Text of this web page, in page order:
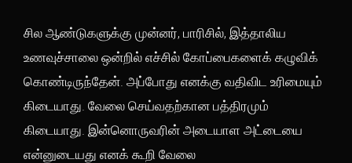
சில ஆண்டுகளுக்கு முன்னர், பாரிசில், இத்தாலிய
உணவுச்சாலை ஒன்றில் எச்சில் கோப்பைகளைக் கழுவிக்
கொண்டிருந்தேன். அப்போது எனக்கு வதிவிட உரிமையும்
கிடையாது. வேலை செய்வதற்கான பத்திரமும்
கிடையாது. இன்னொருவரின் அடையாள அட்டையை
என்னுடையது எனக் கூறி வேலை